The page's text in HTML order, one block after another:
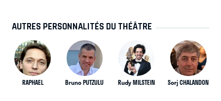
AUTRES PERSONNALITÉS DU THÉÂTRE
RAPHAEL Bruno PUTZULU Rudy MILSTEIN Sorj CHALANDON